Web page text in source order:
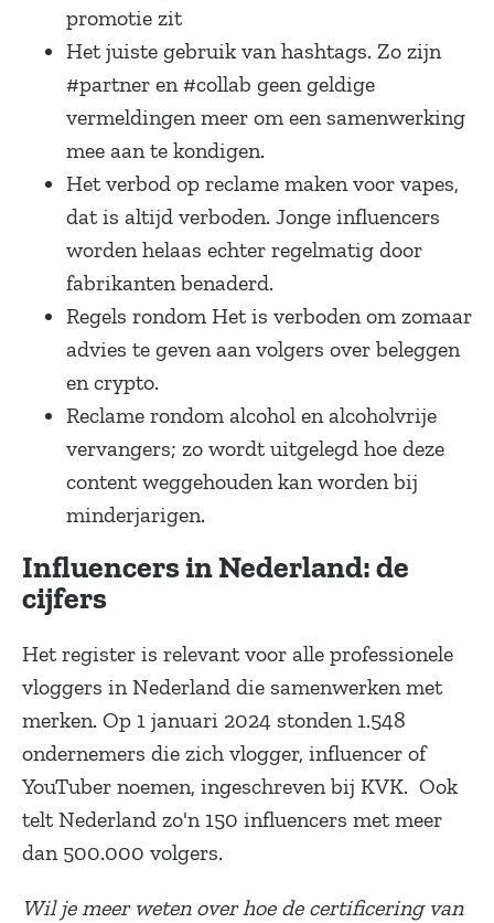
promotie zit
Het juiste gebruik van hashtags. Zo zijn
#partner en #collab geen geldige
vermeldingen meer om een samenwerking
mee aan te kondigen.
Het verbod op reclame maken voor vapes,
dat is altijd verboden. Jonge influencers
worden helaas echter regelmatig door
fabrikanten benaderd.
Regels rondom Het is verboden om zomaar
advies te geven aan volgers over beleggen
en crypto.
Reclame rondom alcohol en alcoholvrije
vervangers; zo wordt uitgelegd hoe deze
content weggehouden kan worden bij
minderjarigen.
Influencers in Nederland: de
cijfers
Het register is relevant voor alle professionele
vloggers in Nederland die samenwerken met
merken. Op 1 januari 2024 stonden 1.548
ondernemers die zich vlogger, influencer of
YouTuber noemen, ingeschreven bij KVK. Ook
telt Nederland zo'n 150 influencers met meer
dan 500.000 volgers.
Wil je meer weten over hoe de certificering van